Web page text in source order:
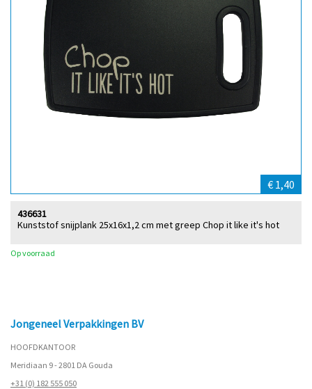
€ 1,40
Kunststof snijplank 25x16x1,2 cm met greep Chop it like it's hot
436631
Op voorraad
Jongeneel Verpakkingen BV
HOOFDKANTOOR
Meridiaan 9 - 2801 DA Gouda
+31 (0) 182 555 050